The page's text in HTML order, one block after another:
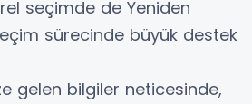
seçimde de Yeniden
sürecinde büyük destek
gelen bilgiler neticesinde,